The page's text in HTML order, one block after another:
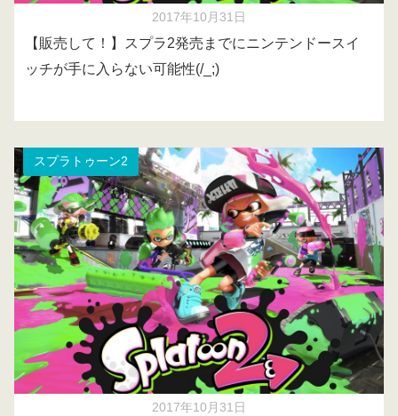
2017年10月31日
【販売して！】スプラ2発売までにニンテンドースイ
ッチが手に入らない可能性(/_;)
スプラトゥーン2
2017年10月31日